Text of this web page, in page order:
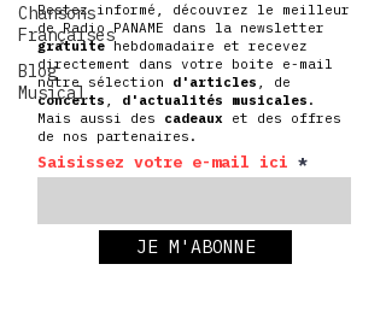
Chansons
Françaises
Blog
Musical
Restez informé, découvrez le meilleur
de Radio PANAME dans la newsletter
gratuitehebdomadaire et recevez
directement dans votre boite e-mail
notre sélection d'articles , de
concerts , d'actualités musicales .
Mais aussi des cadeaux et des offres
de nos partenaires.
Saisissez votre e-mail ici
JE M'ABONNE